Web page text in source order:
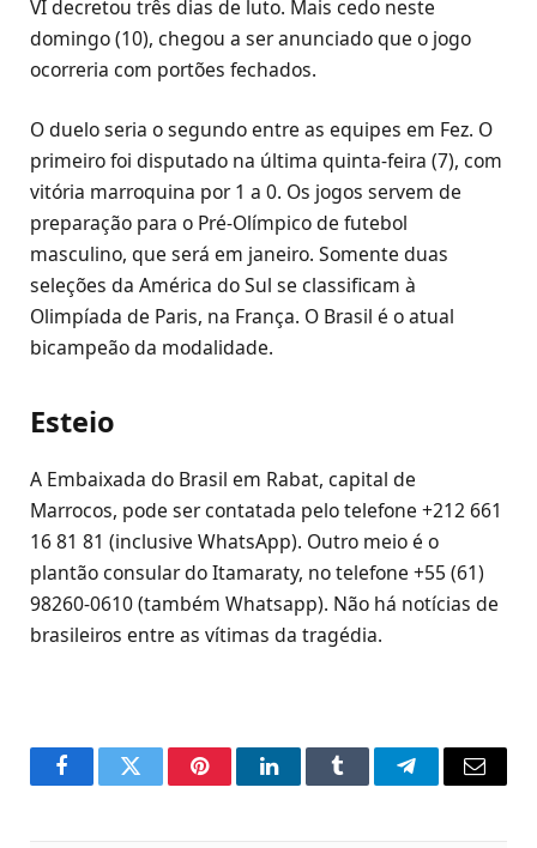
VI decretou três dias de luto. Mais cedo neste
domingo (10), chegou a ser anunciado que o jogo
ocorreria com portões fechados.
O duelo seria o segundo entre as equipes em Fez. O
primeiro foi disputado na última quinta-feira (7), com
vitória marroquina por 1 a 0. Os jogos servem de
preparação para o Pré-Olímpico de futebol
masculino, que será em janeiro. Somente duas
seleções da América do Sul se classificam à
Olimpíada de Paris, na França. O Brasil é o atual
bicampeão da modalidade.
Esteio
A Embaixada do Brasil em Rabat, capital de
Marrocos, pode ser contatada pelo telefone +212 661
16 81 81 (inclusive WhatsApp). Outro meio é o
plantão consular do Itamaraty, no telefone +55 (61)
98260-0610 (também Whatsapp). Não há notícias de
brasileiros entre as vítimas da tragédia.
FacebookTwitter PinterestLinkedInTumblr TelegramEmail